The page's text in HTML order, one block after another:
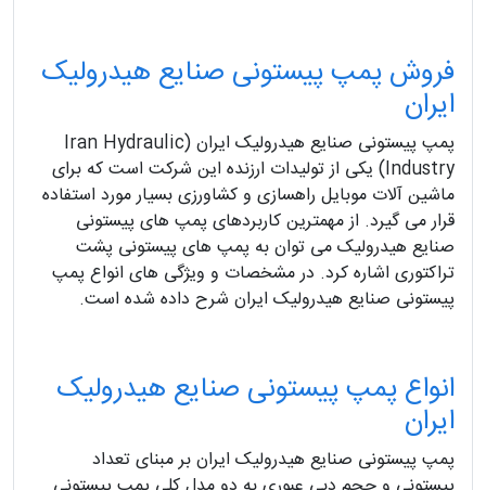
فروش پمپ پیستونی صنایع هیدرولیک
ایران
پمپ پیستونی صنایع هیدرولیک ایران (Iran Hydraulic
Industry) یکی از تولیدات ارزنده این شرکت است که برای
ماشین آلات موبایل راهسازی و کشاورزی بسیار مورد استفاده
قرار می گیرد. از مهمترین کاربردهای پمپ های پیستونی
صنایع هیدرولیک می توان به پمپ های پیستونی پشت
تراکتوری اشاره کرد. در مشخصات و ویژگی های انواع پمپ
پیستونی صنایع هیدرولیک ایران شرح داده شده است.
انواع پمپ پیستونی صنایع هیدرولیک
ایران
پمپ پیستونی صنایع هیدرولیک ایران بر مبنای تعداد